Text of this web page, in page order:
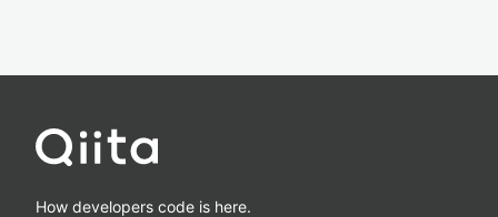
How developers code is here.